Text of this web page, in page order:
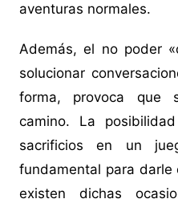
aventuras normales.
Además, el no poder
solucionar
forma, provoca que
camino. La
sacrificios en un
fundamental para darle
existen dichas